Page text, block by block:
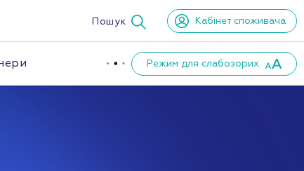
Пошук Кабінет споживача
Режим для слабозорих